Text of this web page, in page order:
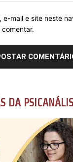
e-mail e site neste
DA